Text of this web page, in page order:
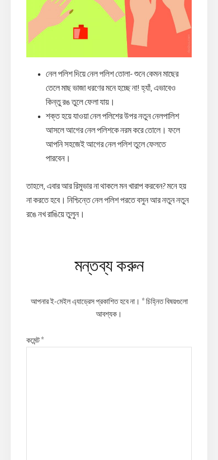
নেল পলিশ দিয়ে নেল পলিশ তোলা- শুনে কেমন মাছের
তেলে মাছ ভাজা ধরণের মনে হচ্ছে না! হ্যাঁ, এভাবেও
কিন্তু রঙ তুলে ফেলা যায়।
শক্ত হয়ে যাওয়া নেল পলিশের উপর নতুন নেলপালিশ
আসলে আগের নেল পলিশকে নরম করে তোলে। ফলে
আপনি সহজেই আগের নেল পলিশ তুলে ফেলতে
পারবেন।
তাহলে, এবার আর রিমুভার না থাকলে মন খারাপ করবেন? মনে হয়
না করতে হবে। নিশ্চিন্তে নেল পলিশ পরতে বসুন আর নতুন নতুন
রঙে নখ রাঙিয়ে তুলুন।
Interactions
মন্তব্য করুন
আপনার ই-মেইল এ্যাড্রেস প্রকাশিত হবে না। *চিহ্নিত বিষয়গুলো
আবশ্যক।
কমেন্ট*